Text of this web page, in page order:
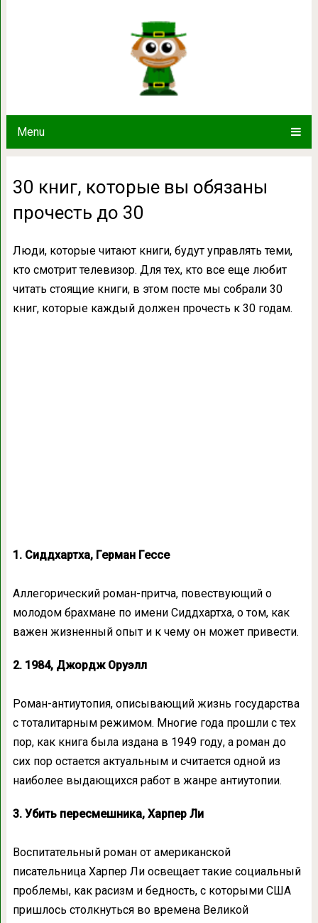
Menu
30 книг, которые вы
30 книг, которые вы обязаны
прочесть до 30
Люди, которые читают книги, будут управлять теми,
кто смотрит телевизор. Для тех, кто все еще любит
читать стоящие книги, в этом посте мы собрали 30
книг, которые каждый должен прочесть к 30 годам.
1. Сиддхартха, Герман Гессе
Аллегорический роман-притча, повествующий о
молодом брахмане по имени Сиддхартха, о том, как
важен жизненный опыт и к чему он может привести.
2. 1984, Джордж Оруэлл
Роман-антиутопия, описывающий жизнь государства
с тоталитарным режимом. Многие года прошли с тех
пор, как книга была издана в 1949 году, а роман до
сих пор остается актуальным и считается одной из
наиболее выдающихся работ в жанре антиутопии.
3. Убить пересмешника, Харпер Ли
Воспитательный роман от американской
писательница Харпер Ли освещает такие социальный
проблемы, как расизм и бедность, с которыми США
пришлось столкнуться во времена Великой